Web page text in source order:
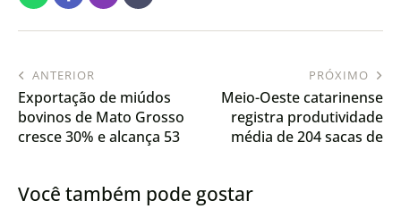
ANTERIOR
Exportação de miúdos
bovinos de Mato Grosso
cresce 30% e alcança 53
PRÓXIMO
Meio-Oeste catarinense
registra produtividade
média de 204 sacas de
Você também pode gostar